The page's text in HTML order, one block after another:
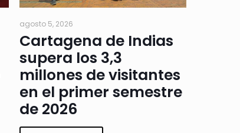
agosto 5, 2026
Cartagena de Indias
supera los 3,3
millones de visitantes
en el primer semestre
de 2026